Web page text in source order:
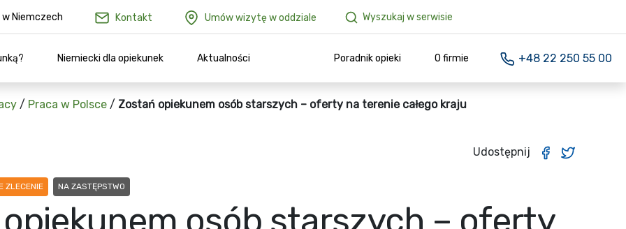
w Niemczech Kontakt Umów wizytę w oddziale Wyszukaj w serwisie
Niemiecki dla opiekunek Aktualności Poradnik opieki O firmie +48 22 250 55 00
/ Praca w Polsce / Zostań opiekunem osób starszych – oferty na terenie całego kraju
Udostępnij
ZLECENIE NA ZASTĘPSTWO
osób starszych – oferty